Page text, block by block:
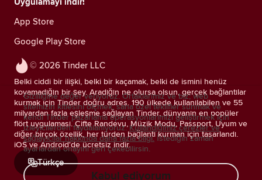
© 2026 Tinder LLC
Belki ciddi bir ilişki, belki bir kaçamak, belki de ismini henüz
koyamadığın bir şey. Aradığın ne olursa olsun, gerçek bağlantılar
kurmak için Tinder doğru adres. 190 ülkede kullanılabilen ve 55
milyardan fazla eşleşme sağlayan Tinder, dünyanın en popüler
flört uygulaması. Çifte Randevu, Müzik Modu, Passport, Uyum ve
diğer birçok özellik, her türden bağlantı kurman için tasarlandı.
iOS ve Android'de ücretsiz indir.
Türkçe
App Store
Google Play Store
Gizliliğine değer veriyoruz. Ortaklarımız ve biz; web
sitemizin kitlesini ölçmek, sana özel teklifler sunmak ve
kendi Tinder pazarlama operasyonlarımızı geliştirmek için
izleyicilerden faydalanıyoruz. Kullandığımız çerezler ve
sağlayıcılar hakkında daha fazla bilgi. İstediğin zaman
ayarlardan onayını geri çekebilirsin.
Kabul ediyorum